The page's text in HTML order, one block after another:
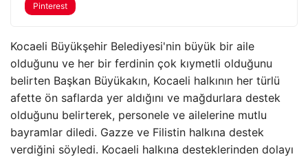
Pinterest
Kocaeli Büyükşehir Belediyesi'nin büyük bir aile
olduğunu ve her bir ferdinin çok kıymetli olduğunu
belirten Başkan Büyükakın, Kocaeli halkının her türlü
afette ön saflarda yer aldığını ve mağdurlara destek
olduğunu belirterek, personele ve ailelerine mutlu
bayramlar diledi. Gazze ve Filistin halkına destek
verdiğini söyledi. Kocaeli halkına desteklerinden dolayı